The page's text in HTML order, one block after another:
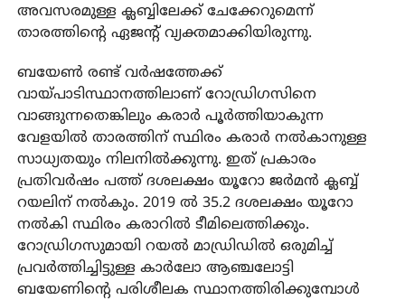
അവസരമുള്ള ക്ലബ്ബിലേക്ക് ചേക്കേറുമെന്ന്
താരത്തിന്റെ ഏജന്റ് വ്യക്തമാക്കിയിരുന്നു.
ബയേണ്‍ രണ്ട് വര്‍ഷത്തേക്ക്
വായ്പാടിസ്ഥാനത്തിലാണ് റോഡ്രിഗസിനെ
വാങ്ങുന്നതെങ്കിലും കരാര്‍ പൂര്‍ത്തിയാകുന്ന
വേളയില്‍ താരത്തിന് സ്ഥിരം കരാര്‍ നല്‍കാനുള്ള
സാധ്യതയും നിലനില്‍ക്കുന്നു. ഇത് പ്രകാരം
പ്രതിവര്‍ഷം പത്ത് ദശലക്ഷം യൂറോ ജര്‍മന്‍ ക്ലബ്ബ്
റയലിന് നല്‍കും. 2019 ല്‍ 35.2 ദശലക്ഷം യൂറോ
നല്‍കി സ്ഥിരം കരാറില്‍ ടീമിലെത്തിക്കും.
റോഡ്രിഗസുമായി റയല്‍ മാഡ്രിഡില്‍ ഒരുമിച്ച്
പ്രവര്‍ത്തിച്ചിട്ടുള്ള കാര്‍ലോ ആഞ്ചലോട്ടി
ബയേണിന്റെ പരിശീലക സ്ഥാനത്തിരിക്കുമ്പോള്‍